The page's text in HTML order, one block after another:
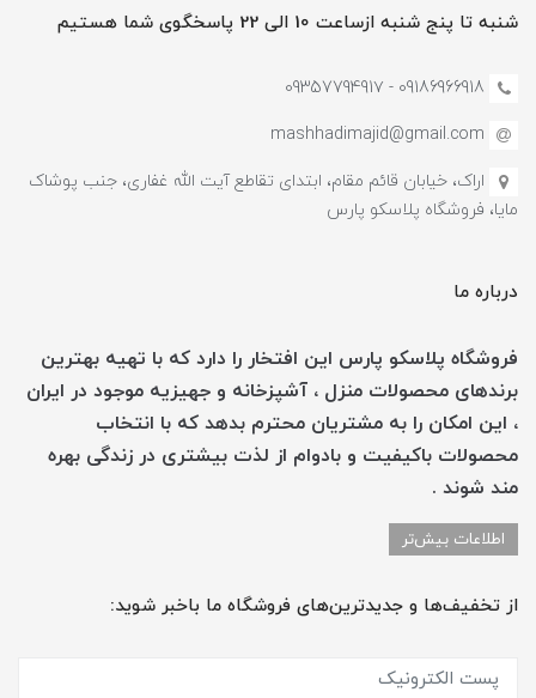
شنبه تا پنج شنبه ازساعت 10 الی 22 پاسخگوی شما هستیم
09186966918 - 0935779491۷
mashhadimajid@gmail.com
اراک، خیابان قائم مقام، ابتدای تقاطع آیت الله غفاری، جنب پوشاک
مایا، فروشگاه پلاسکو پارس
درباره ما
فروشگاه پلاسکو پارس این افتخار را دارد که با تهیه بهترین
برندهای محصولات منزل ، آشپزخانه و جهیزیه موجود در ایران
، این امکان را به مشتریان محترم بدهد که با انتخاب
محصولات باکیفیت و بادوام از لذت بیشتری در زندگی بهره
مند شوند .
اطلاعات بیش‌تر
از تخفیف‌ها و جدیدترین‌های فروشگاه ما باخبر شوید: